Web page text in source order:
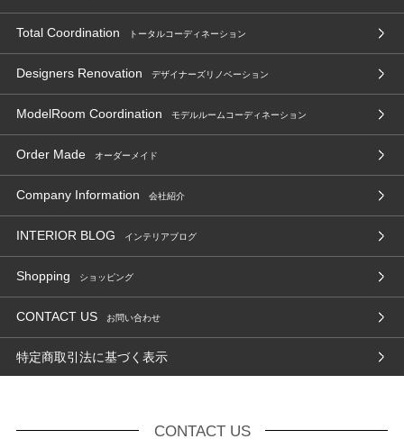
Total Coordination トータルコーディネーション
Designers Renovation デザイナーズリノベーション
ModelRoom Coordination モデルルームコーディネーション
Order Made オーダーメイド
Company Information 会社紹介
INTERIOR BLOG インテリアブログ
Shopping ショッピング
CONTACT US お問い合わせ
特定商取引法に基づく表示
CONTACT US